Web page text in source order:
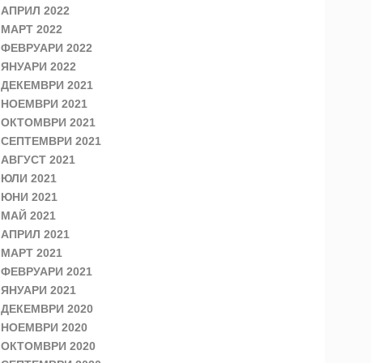
АПРИЛ 2022
МАРТ 2022
ФЕВРУАРИ 2022
ЯНУАРИ 2022
ДЕКЕМВРИ 2021
НОЕМВРИ 2021
ОКТОМВРИ 2021
СЕПТЕМВРИ 2021
АВГУСТ 2021
ЮЛИ 2021
ЮНИ 2021
МАЙ 2021
АПРИЛ 2021
МАРТ 2021
ФЕВРУАРИ 2021
ЯНУАРИ 2021
ДЕКЕМВРИ 2020
НОЕМВРИ 2020
ОКТОМВРИ 2020